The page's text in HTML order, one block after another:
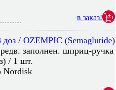
в заказ!
/ OZEMPIC (Semaglutide)
заполнен. шприц-ручка
/ 1 шт.
Nordisk